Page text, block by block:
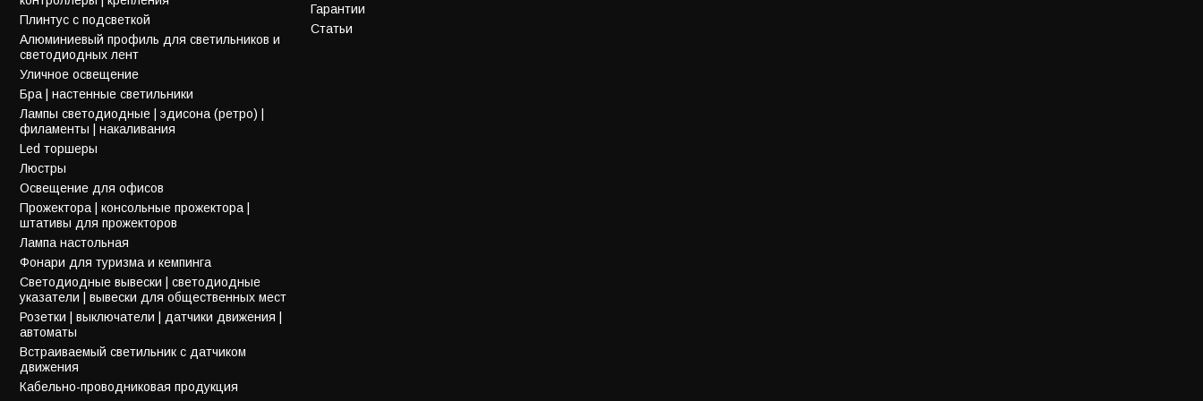
Плинтус с подсветкой
Алюминиевый профиль для светильников и
светодиодных лент
Уличное освещение
Бра | настенные светильники
Лампы светодиодные | эдисона (ретро) |
филаменты | накаливания
Led торшеры
Люстры
Освещение для офисов
Прожектора | консольные прожектора |
штативы для прожекторов
Лампа настольная
Фонари для туризма и кемпинга
Светодиодные вывески | светодиодные
указатели | вывески для общественных мест
Розетки | выключатели | датчики движения |
автоматы
Встраиваемый светильник с датчиком
движения
Кабельно-проводниковая продукция
Гарантии
Статьи